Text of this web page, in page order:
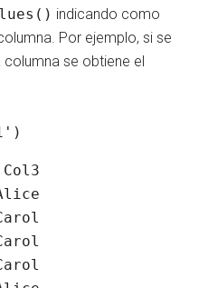
indicando como
Por ejemplo, si se
se obtiene el